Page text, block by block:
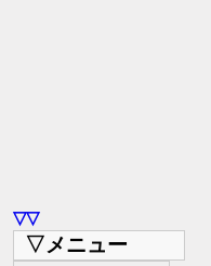
▽▽
▽メニュー